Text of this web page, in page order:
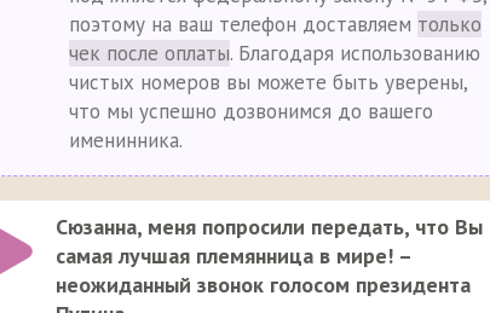
поэтому на ваш телефон доставляем только
чек после оплаты. Благодаря использованию
чистых номеров вы можете быть уверены,
что мы успешно дозвонимся до вашего
именинника.
Сюзанна, меня попросили передать, что Вы
самая лучшая племянница в мире! –
неожиданный звонок голосом президента